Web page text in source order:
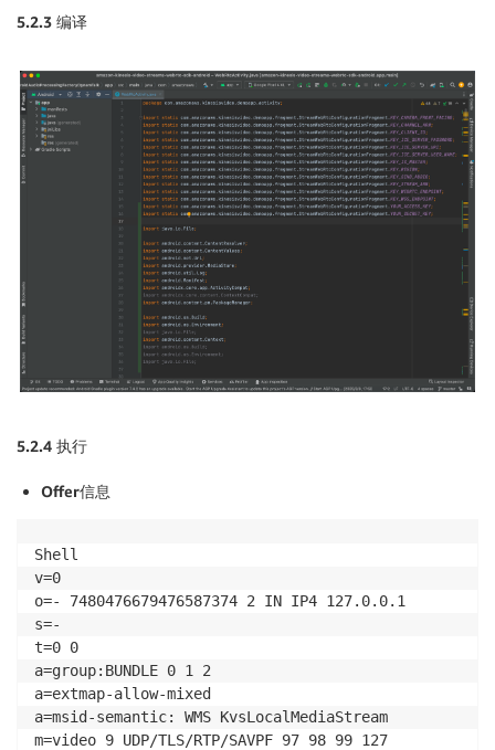
}
5.2.3 编译
5.2.4 执行
Offer信息
Shell
v=0
o=- 7480476679476587374 2 IN IP4 127.0.0.1
s=-
t=0 0
a=group:BUNDLE 0 1 2
a=extmap-allow-mixed
a=msid-semantic: WMS KvsLocalMediaStream
m=video 9 UDP/TLS/RTP/SAVPF 97 98 99 127